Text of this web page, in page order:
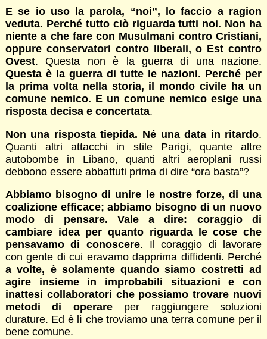
E se io uso la parola, “noi”, lo faccio a ragion
veduta. Perché tutto ciò riguarda tutti noi. Non ha
niente a che fare con Musulmani contro Cristiani,
oppure conservatori contro liberali, o Est contro
Ovest. Questa non è la guerra di una nazione.
Questa è la guerra di tutte le nazioni. Perché per
la prima volta nella storia, il mondo civile ha un
comune nemico. E un comune nemico esige una
risposta decisa e concertata.
Non una risposta tiepida. Né una data in ritardo.
Quanti altri attacchi in stile Parigi, quante altre
autobombe in Libano, quanti altri aeroplani russi
debbono essere abbattuti prima di dire “ora basta”?
Abbiamo bisogno di unire le nostre forze, di una
coalizione efficace; abbiamo bisogno di un nuovo
modo di pensare. Vale a dire: coraggio di
cambiare idea per quanto riguarda le cose che
pensavamo di conoscere. Il coraggio di lavorare
con gente di cui eravamo dapprima diffidenti. Perché
a volte, è solamente quando siamo costretti ad
agire insieme in improbabili situazioni e con
inattesi collaboratori che possiamo trovare nuovi
metodi di operareper raggiungere soluzioni
durature. Ed è lì che troviamo una terra comune per il
bene comune.